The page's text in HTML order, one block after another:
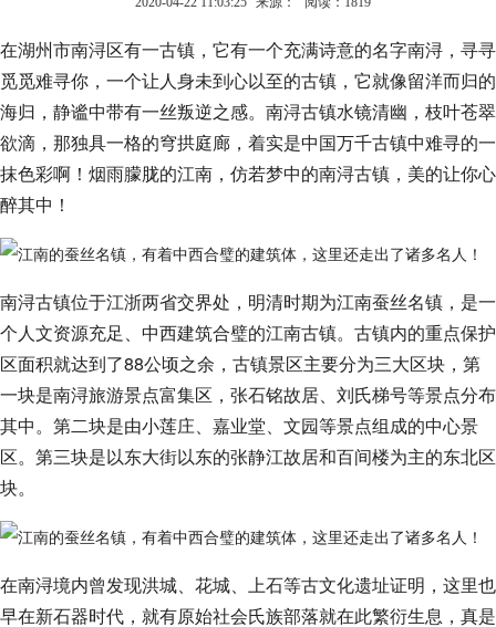
在湖州市南浔区有一古镇，它有一个充满诗意的名字南浔，寻寻
觅觅难寻你，一个让人身未到心以至的古镇，它就像留洋而归的
海归，静谧中带有一丝叛逆之感。南浔古镇水镜清幽，枝叶苍翠
欲滴，那独具一格的穹拱庭廊，着实是中国万千古镇中难寻的一
抹色彩啊！烟雨朦胧的江南，仿若梦中的南浔古镇，美的让你心
醉其中！
南浔古镇位于江浙两省交界处，明清时期为江南蚕丝名镇，是一
个人文资源充足、中西建筑合璧的江南古镇。古镇内的重点保护
区面积就达到了88公顷之余，古镇景区主要分为三大区块，第
一块是南浔旅游景点富集区，张石铭故居、刘氏梯号等景点分布
其中。第二块是由小莲庄、嘉业堂、文园等景点组成的中心景
区。第三块是以东大街以东的张静江故居和百间楼为主的东北区
块。
在南浔境内曾发现洪城、花城、上石等古文化遗址证明，这里也
早在新石器时代，就有原始社会氏族部落就在此繁衍生息，真是